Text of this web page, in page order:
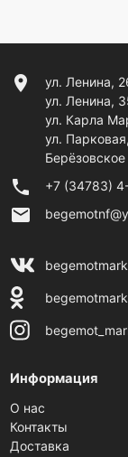
location_on
ул. Ленина,
ул. Ленина,
ул. Карла
ул.
phone +7 (34783)
email
Информация
О нас
Контакты
Доставка